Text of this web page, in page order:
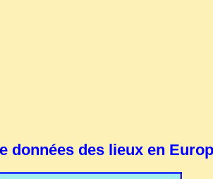
données des lieux en